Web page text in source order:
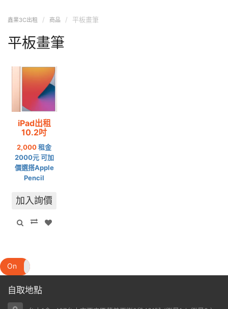
鑫業3C出租 商品 平板畫筆
平板畫筆
iPad出租
10.2吋
2,000租金
2000元 可加
價選搭Apple
Pencil
加入詢價
On
自取地點